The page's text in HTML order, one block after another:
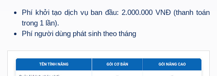
Phí khởi tạo dịch vụ ban đầu: 2.000.000 VNĐ (thanh toán
trong 1 lần).
Phí người dùng phát sinh theo tháng